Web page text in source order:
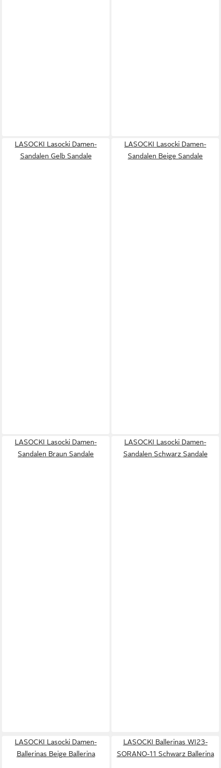
LASOCKI Lasocki Damen-
Sandalen Gelb Sandale
LASOCKI Lasocki Damen-
Sandalen Beige Sandale
LASOCKI Lasocki Damen-
Sandalen Braun Sandale
LASOCKI Lasocki Damen-
Sandalen Schwarz Sandale
LASOCKI Lasocki Damen-
Ballerinas Beige Ballerina
LASOCKI Ballerinas WI23-
SORANO-11 Schwarz Ballerina